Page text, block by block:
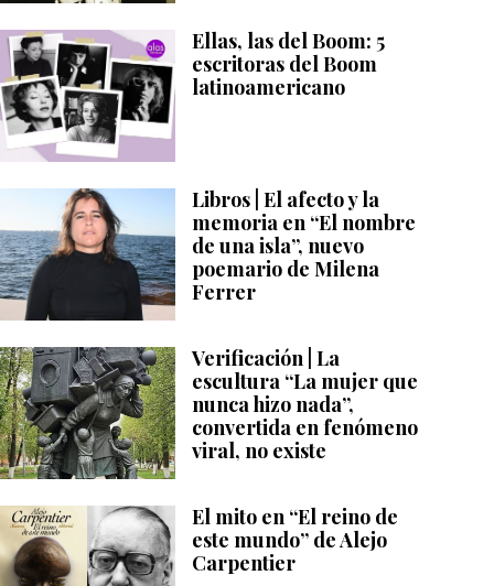
Ellas, las del Boom: 5
escritoras del Boom
latinoamericano
Libros | El afecto y la
memoria en “El nombre
de una isla”, nuevo
poemario de Milena
Ferrer
Verificación | La
escultura “La mujer que
nunca hizo nada”,
convertida en fenómeno
viral, no existe
El mito en “El reino de
este mundo” de Alejo
Carpentier